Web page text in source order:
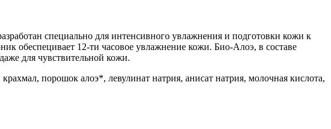
специально для интенсивного увлажнения и подготовки кожи к
обеспецивает 12-ти часовое увлажнение кожи. Био-Алоэ, в составе
для чувствительной кожи.
порошок алоэ*, левулинат натрия, анисат натрия, молочная кислота,